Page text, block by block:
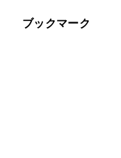
ブックマーク